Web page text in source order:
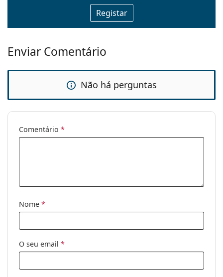
Enviar Comentário
Não há perguntas
Comentário *
Nome *
O seu email *